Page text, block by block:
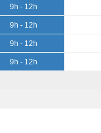
9h - 12h
9h - 12h
9h - 12h
9h - 12h